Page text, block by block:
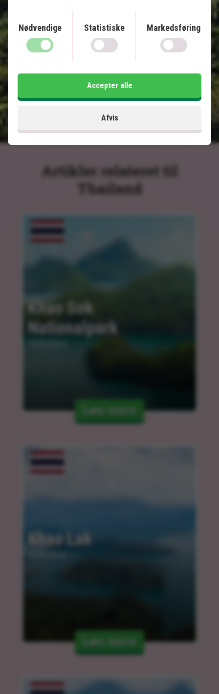
Overnatning i flydende bungalow i junglen
Privat transfer
Inkluderet i prisen
15 dage
pers. fra 13.495kr. Læs mere
Artikler relateret til
Thailand
Khao Sok
Nationalpark
Læs mere
Khao Lak
Læs mere
Nødvendige Statistiske Markedsføring
Afvis
Accepter alle